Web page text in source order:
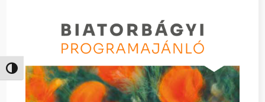
Nagy kontraszt váltása